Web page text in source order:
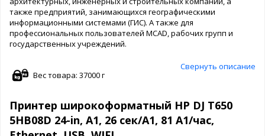
также предприятий, занимающихся географическими
информационными системами (ГИС). А также для
профессиональных пользователей MCAD, рабочих групп и
государственных учреждений.
Свернуть описание
Вес товара: 37000 г
Принтер широкоформатный HP DJ T650
5HB08D 24-in, А1, 26 сек/А1, 81 А1/час,